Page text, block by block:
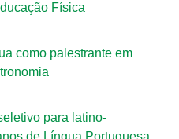
Física
como palestrante em
para latino-